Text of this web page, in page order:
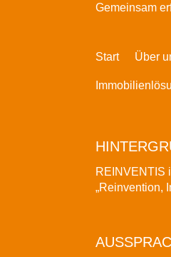
Gemeinsam
Start Über
REINVENTIS
„Reinvention,